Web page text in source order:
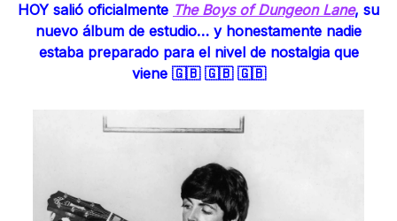
HOY salió oficialmente The Boys of Dungeon Lane, su
nuevo álbum de estudio… y honestamente nadie
estaba preparado para el nivel de nostalgia que
viene 🇬🇧 🇬🇧 🇬🇧